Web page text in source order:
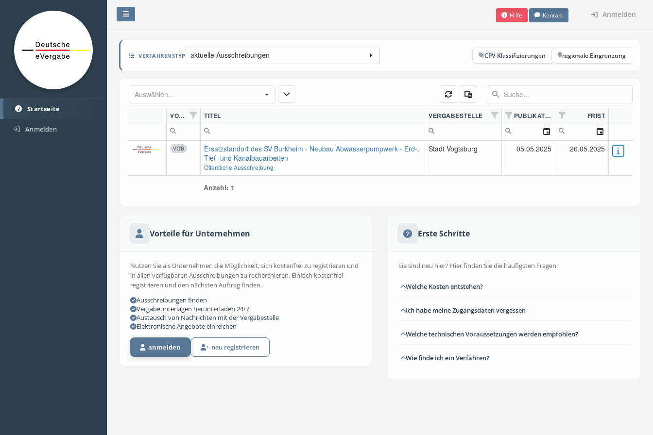
Startseite
Anmelden
Hilfe Kontakt Anmelden
VERFAHRENSTYP aktuelle Ausschreibungen CPV-Klassifizierungen regionale Eingrenzung
VORDN. TITEL VERGABESTELLE PUBLIKATION FRIST
VOB
Ersatzstandort des SV Burkheim - Neubau Abwasserpumpwerk - Erd-,
Tief- und Kanalbauarbeiten
Öffentliche Ausschreibung
Stadt Vogtsburg 05.05.2025 26.05.2025
Anzahl: 1
Vorteile für Unternehmen
Nutzen Sie als Unternehmen die Möglichkeit, sich kostenfrei zu registrieren und
in allen verfügbaren Ausschreibungen zu recherchieren. Einfach kostenfrei
registrieren und den nächsten Auftrag finden.
Ausschreibungen finden
Vergabeunterlagen herunterladen 24/7
Austausch von Nachrichten mit der Vergabestelle
Elektronische Angebote einreichen
anmelden neu registrieren
Erste Schritte
Sie sind neu hier? Hier finden Sie die häufigsten Fragen.
Welche Kosten entstehen?
Ich habe meine Zugangsdaten vergessen
Welche technischen Voraussetzungen werden empfohlen?
Wie finde ich ein Verfahren?